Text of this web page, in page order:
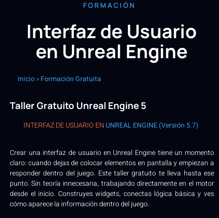
FORMACIÓN
Interfaz de Usuario
en Unreal Engine
Inicio»Formación Gratuita
Taller Gratuito Unreal Engine 5
INTERFAZ DE USUARIO EN UNREAL ENGINE (Versión 5.7)
Crear una interfaz de usuario en Unreal Engine tiene un momento
claro: cuando dejas de colocar elementos en pantalla y empiezan a
responder dentro del juego. Este taller gratuito te lleva hasta ese
punto. Sin teoría innecesaria, trabajando directamente en el motor
desde el inicio. Construyes widgets, conectas lógica básica y ves
cómo aparece la información dentro del juego.